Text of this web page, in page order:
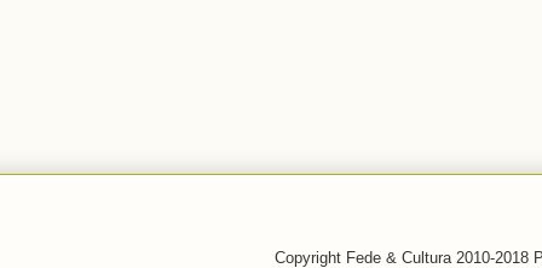
Copyright Fede & Cultura 2010-2018